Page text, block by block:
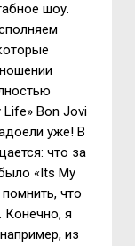
шоу.
Bon Jovi
уже! В
что за
«Its My
что
Конечно, я
из